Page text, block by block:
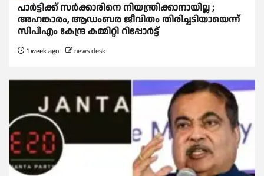
പാര്‍ട്ടിക്ക് സര്‍ക്കാരിനെ നിയന്ത്രിക്കാനായില്ല ;
അഹങ്കാരം, ആഡംബര ജീവിതം തിരിച്ചടിയായെന്ന്
സിപിഎം കേന്ദ്ര കമ്മിറ്റി റിപ്പോര്‍ട്ട്
1 week ago news desk